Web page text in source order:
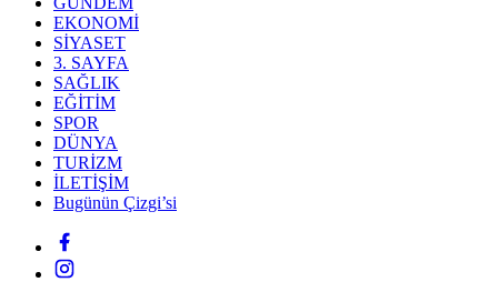
EKONOMİ
SİYASET
3. SAYFA
SAĞLIK
EĞİTİM
SPOR
DÜNYA
TURİZM
İLETİŞİM
Bugünün Çizgi’si